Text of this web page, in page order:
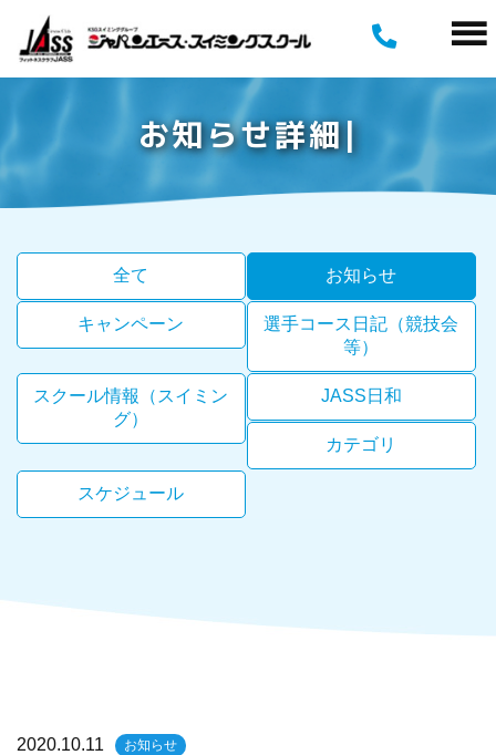
お知らせ詳細
全て お知らせ
キャンペーン
選手コース日記（競技会
等）
スクール情報（スイミン
グ）
JASS日和
カテゴリ
スケジュール
2020.10.11 お知らせ